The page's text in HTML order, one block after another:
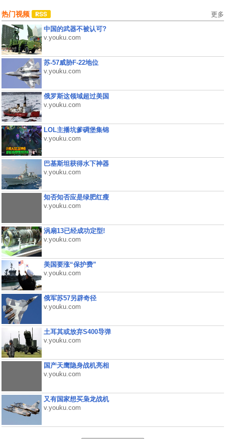
热门视频 更多
中国的武器不被认可?
v.youku.com
苏-57威胁F-22地位
v.youku.com
俄罗斯这领域超过美国
v.youku.com
LOL主播坑爹碉堡集锦
v.youku.com
巴基斯坦获得水下神器
v.youku.com
知否知否应是绿肥红瘦
v.youku.com
涡扇13已经成功定型!
v.youku.com
美国要涨“保护费”
v.youku.com
俄军苏57另辟奇径
v.youku.com
土耳其或放弃S400导弹
v.youku.com
国产天鹰隐身战机亮相
v.youku.com
又有国家想买枭龙战机
v.youku.com